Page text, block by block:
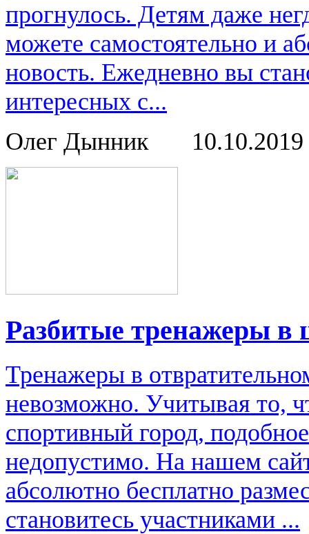
прогнулось. Детям даже
можете самостоятельно и
новость. Ежедневно вы
интересных с...
Олег Дынник
10.10.2019
Разбитые тренажеры в
Тренажеры в
невозможно. Учитывая то,
спортивный город,
недопустимо. На нашем
абсолютно бесплатно
становитесь участниками ...